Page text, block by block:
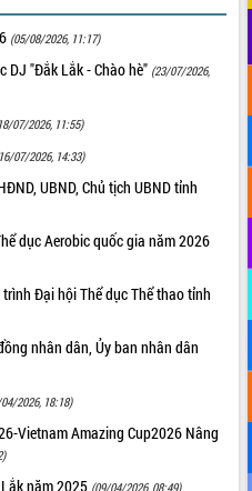
(05/08/2026, 11:17)
DJ "Đắk Lắk - Chào hè" (23/07/2026,
07/2026, 11:55)
07/2026, 14:33)
UBND, Chủ tịch UBND tỉnh
dục Aerobic quốc gia năm 2026
Đại hội Thể dục Thể thao tỉnh
nhân dân, Ủy ban nhân dân
2026, 18:18)
Vietnam Amazing Cup2026 Nâng
năm 2025 (09/04/2026, 08:49)